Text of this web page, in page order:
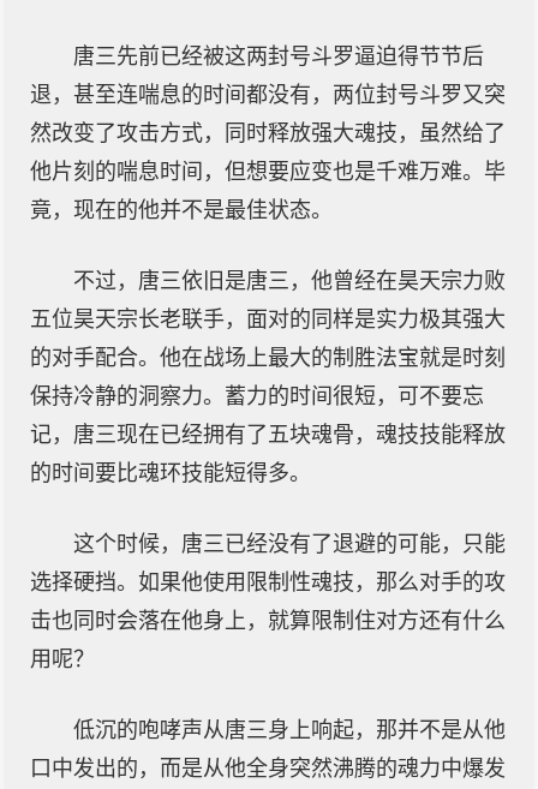
唐三先前已经被这两封号斗罗逼迫得节节后
退，甚至连喘息的时间都没有，两位封号斗罗又突
然改变了攻击方式，同时释放强大魂技，虽然给了
他片刻的喘息时间，但想要应变也是千难万难。毕
竟，现在的他并不是最佳状态。
不过，唐三依旧是唐三，他曾经在昊天宗力败
五位昊天宗长老联手，面对的同样是实力极其强大
的对手配合。他在战场上最大的制胜法宝就是时刻
保持冷静的洞察力。蓄力的时间很短，可不要忘
记，唐三现在已经拥有了五块魂骨，魂技技能释放
的时间要比魂环技能短得多。
这个时候，唐三已经没有了退避的可能，只能
选择硬挡。如果他使用限制性魂技，那么对手的攻
击也同时会落在他身上，就算限制住对方还有什么
用呢？
低沉的咆哮声从唐三身上响起，那并不是从他
口中发出的，而是从他全身突然沸腾的魂力中爆发